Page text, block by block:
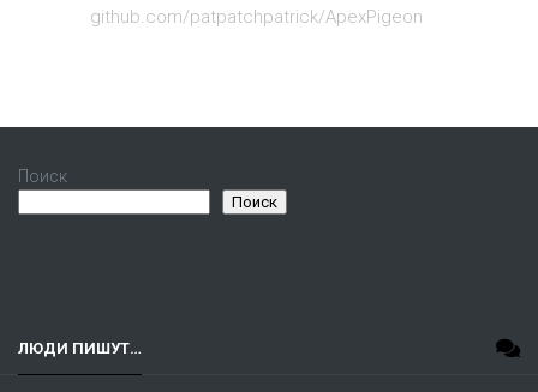
github.com/patpatchpatrick/ApexPigeon
Поиск
Поиск
ЛЮДИ ПИШУТ…